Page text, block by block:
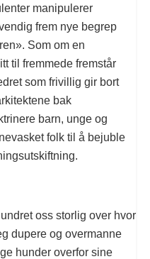
manipulerer
frem nye begrep
Som om en
til fremmede fremstår
som frivillig gir bort
bak
barn, unge og
folk til å bejuble
oss storlig over hvor
dupere og overmanne
hunder overfor sine